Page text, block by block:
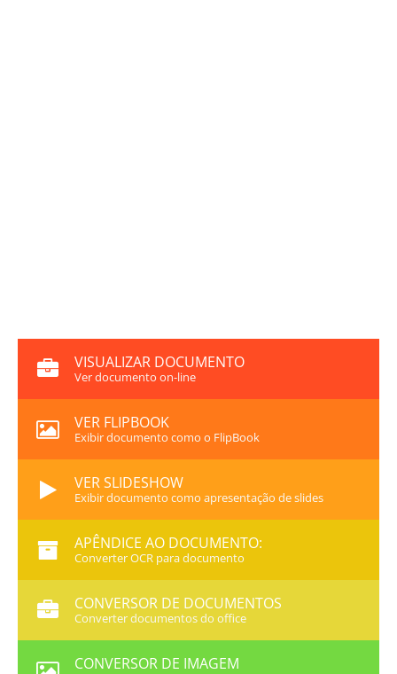
VISUALIZAR DOCUMENTO
Ver documento on-line
VER FLIPBOOK
Exibir documento como o FlipBook
VER SLIDESHOW
Exibir documento como apresentação de slides
APÊNDICE AO DOCUMENTO:
Converter OCR para documento
CONVERSOR DE DOCUMENTOS
Converter documentos do office
CONVERSOR DE IMAGEM